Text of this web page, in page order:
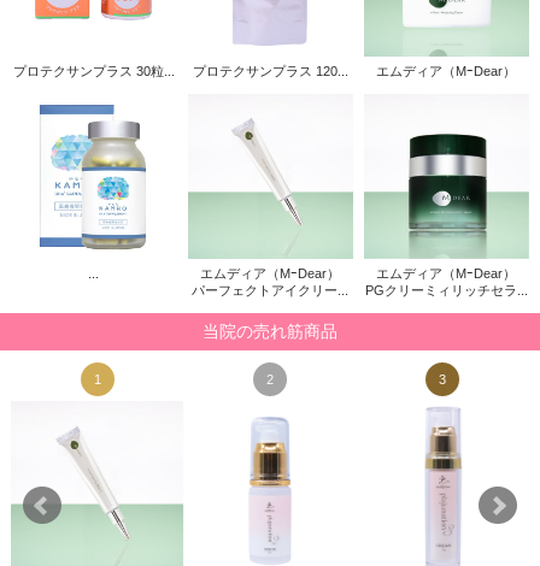
プロテクサンプラス 30粒... プロテクサンプラス 120... エムディア（MｰDear）
...
エムディア（MｰDear）
パーフェクトアイクリー...
エムディア（MｰDear）
PGクリーミィリッチセラ...
当院の売れ筋商品
1 2 3